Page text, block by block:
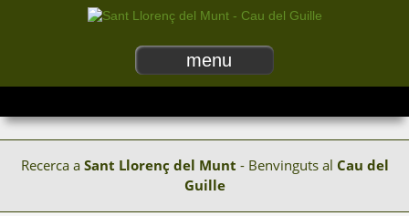
menu
Recerca a Sant Llorenç del Munt - Benvinguts al Cau del
Guille